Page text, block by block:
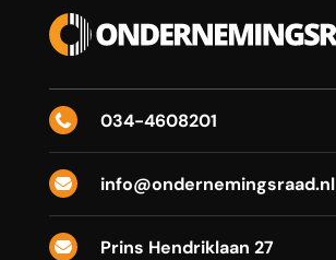
 034-4608201
 info@ondernemingsraad.nl

Prins Hendriklaan 27